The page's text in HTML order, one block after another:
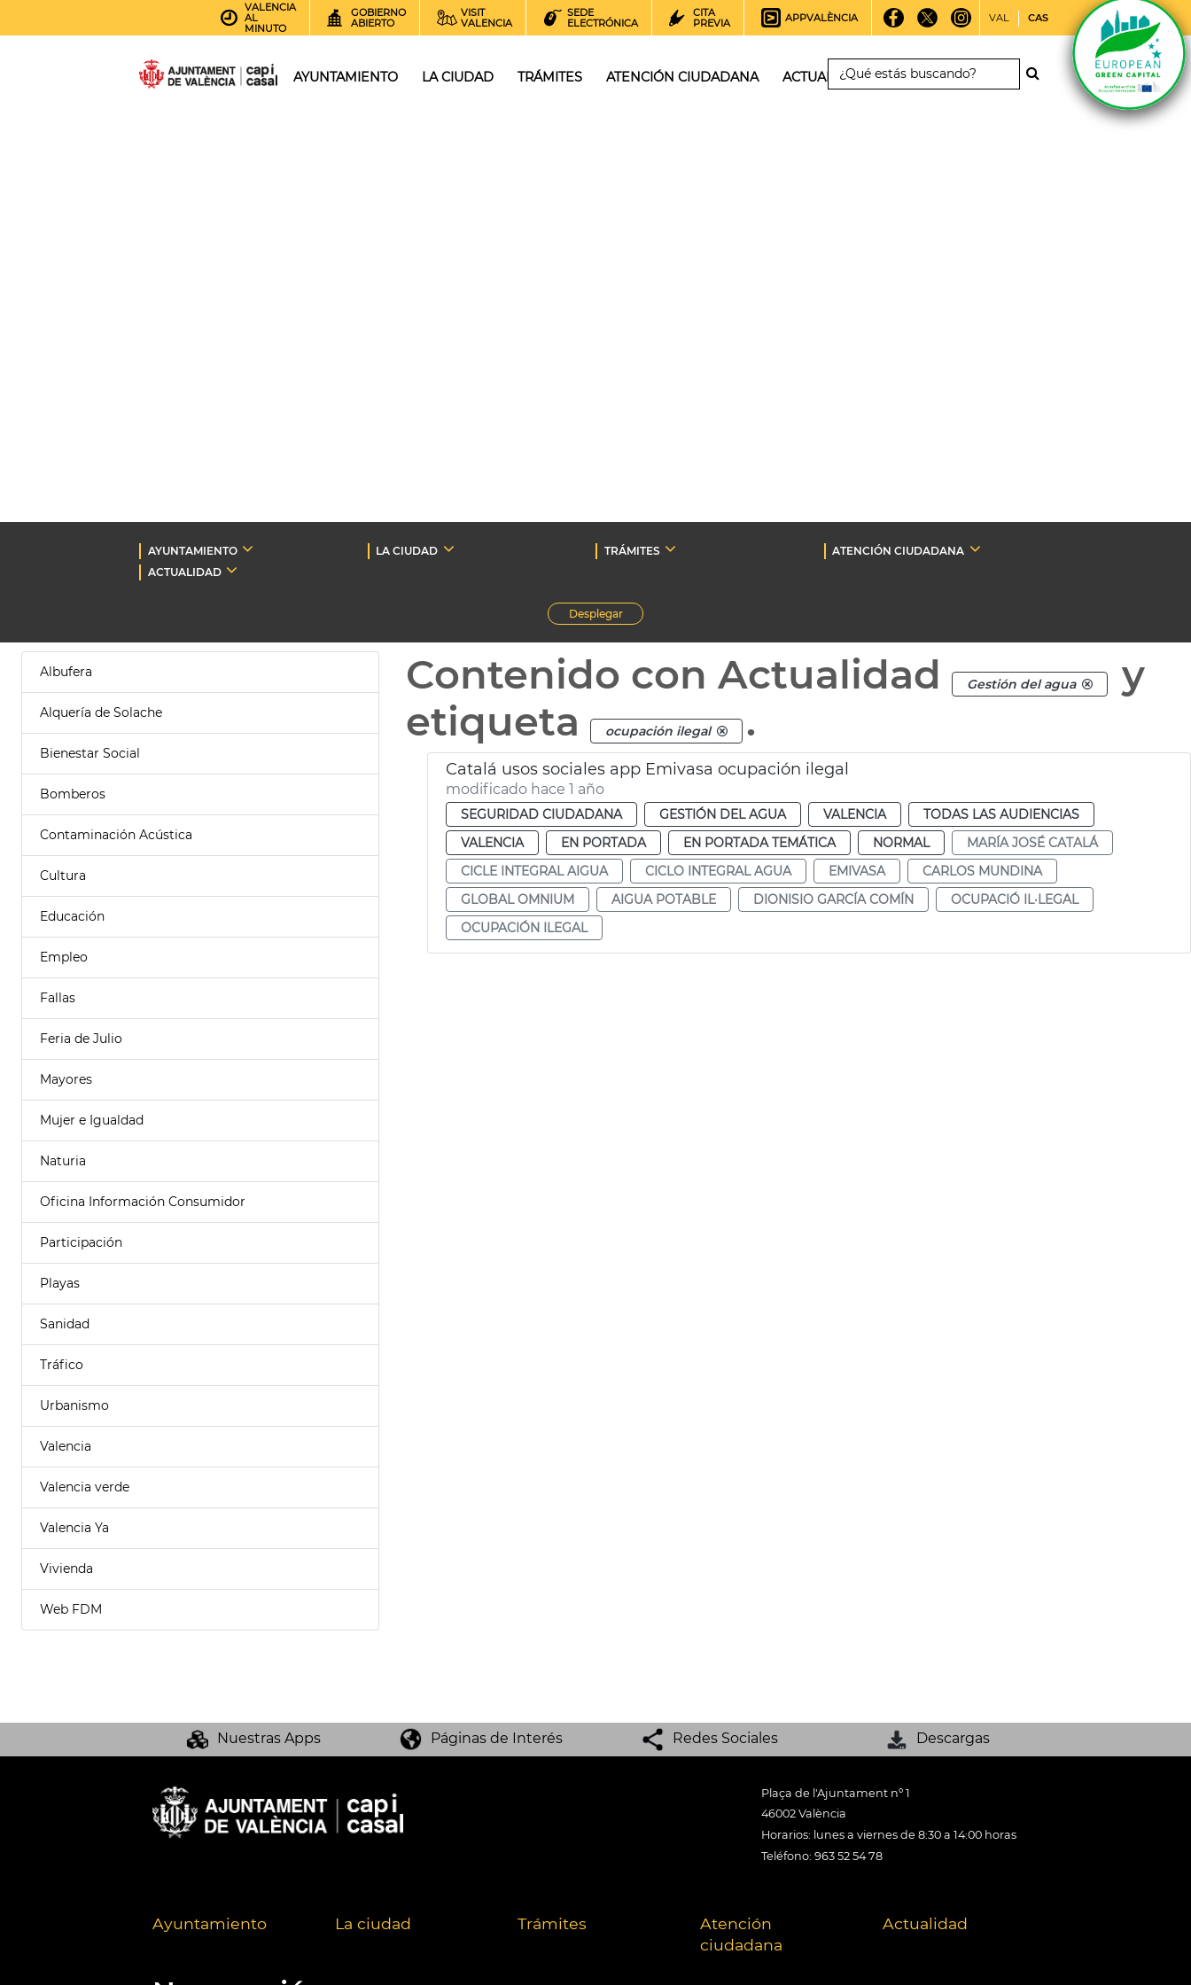
VALENCIA
AL
MINUTO
GOBIERNO
ABIERTO
VISIT
VALENCIA
SEDE
ELECTRÓNICA
CITA
PREVIA
APPVALÈNCIA VAL CAS
AYUNTAMIENTO LA CIUDAD TRÁMITES ATENCIÓN CIUDADANA ACTUALIDAD
AYUNTAMIENTO LA CIUDAD TRÁMITES
ATENCIÓN CIUDADANA
ACTUALIDAD
Desplegar
Albufera
Alquería de Solache
Bienestar Social
Bomberos
Contaminación Acústica
Cultura
Educación
Empleo
Fallas
Feria de Julio
Mayores
Mujer e Igualdad
Naturia
Oficina Información Consumidor
Participación
Playas
Sanidad
Tráfico
Urbanismo
Valencia
Valencia verde
Valencia Ya
Vivienda
Web FDM
Contenido con Actualidad Gestión del agua
y
etiqueta
ocupación ilegal .
Catalá usos sociales app Emivasa ocupación ilegal
modificado hace 1 año
SEGURIDAD CIUDADANA GESTIÓN DEL AGUA VALENCIA
TODAS LAS AUDIENCIAS
VALENCIA
EN PORTADA EN PORTADA TEMÁTICA NORMAL
MARÍA JOSÉ CATALÁ
CICLE INTEGRAL AIGUA
CICLO INTEGRAL AGUA EMIVASA
CARLOS MUNDINA
GLOBAL OMNIUM
AIGUA POTABLE DIONISIO GARCÍA COMÍN
OCUPACIÓ IL·LEGAL
OCUPACIÓN ILEGAL
Nuestras Apps Páginas de Interés Redes Sociales Descargas
Plaça de l'Ajuntament nº 1
46002 València
Horarios: lunes a viernes de 8:30 a 14:00 horas
Teléfono: 963 52 54 78
Ayuntamiento La ciudad Trámites
Atención
ciudadana
Actualidad